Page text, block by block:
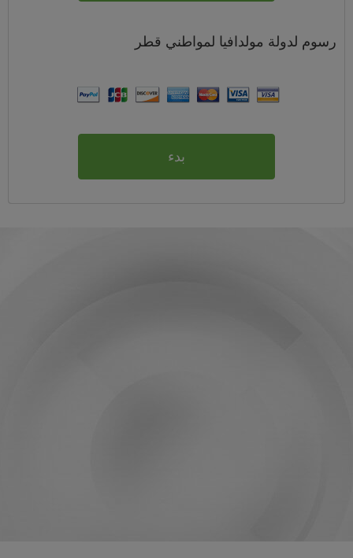
رسوم لدولة مولدافيا لمواطني قطر
بدء